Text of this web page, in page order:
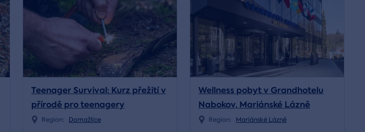
Teenager Survival: Kurz přežití v
přírodě pro teenagery
Region: Domažlice
Wellness pobyt v Grandhotelu
Nabokov, Mariánské Lázně
Region: Mariánské Lázně